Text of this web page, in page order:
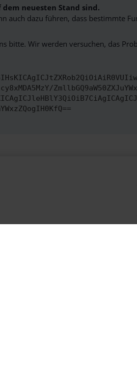
neuesten Stand sind.
auch dazu führen, dass bestimmte
bitte. Wir werden versuchen, das